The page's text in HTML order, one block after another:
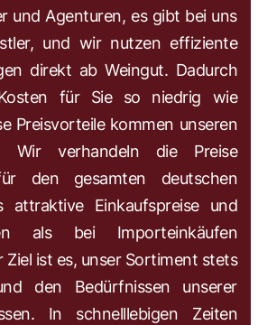
und Agenturen, es gibt bei uns
und wir nutzen effiziente
direkt ab Weingut. Dadurch
für Sie so niedrig wie
Preisvorteile kommen unseren
Wir verhandeln die Preise
den gesamten deutschen
attraktive Einkaufspreise und
als bei Importeinkäufen
Ziel ist es, unser Sortiment stets
den Bedürfnissen unserer
In schnelllebigen Zeiten